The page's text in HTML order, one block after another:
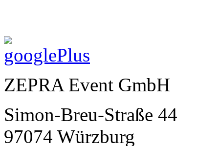
ZEPRA Event GmbH
Simon-Breu-Straße 44
97074 Würzburg